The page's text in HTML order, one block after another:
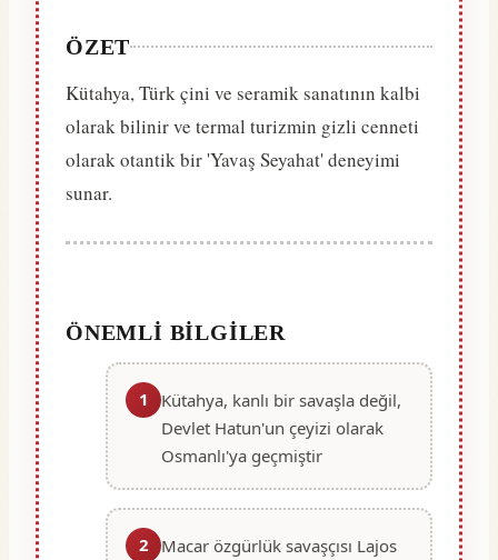
ÖZET
Kütahya, Türk çini ve seramik sanatının kalbi
olarak bilinir ve termal turizmin gizli cenneti
olarak otantik bir 'Yavaş Seyahat' deneyimi
sunar.
ÖNEMLI BILGILER
1
Kütahya, kanlı bir savaşla değil,
Devlet Hatun'un çeyizi olarak
Osmanlı'ya geçmiştir
2
Macar özgürlük savaşçısı Lajos